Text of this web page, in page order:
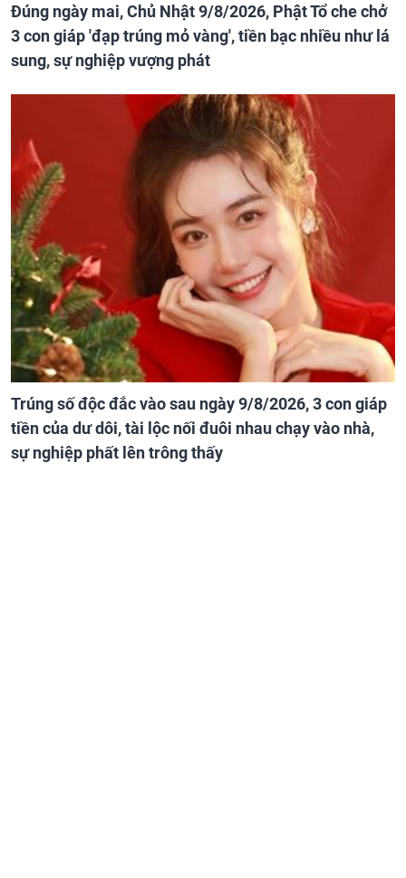
Đúng ngày mai, Chủ Nhật 9/8/2026, Phật Tổ che chở
3 con giáp 'đạp trúng mỏ vàng', tiền bạc nhiều như lá
sung, sự nghiệp vượng phát
Trúng số độc đắc vào sau ngày 9/8/2026, 3 con giáp
tiền của dư dôi, tài lộc nối đuôi nhau chạy vào nhà,
sự nghiệp phất lên trông thấy